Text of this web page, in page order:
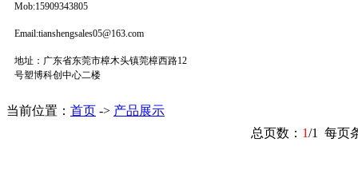
Mob:15909343805
Email:tianshengsales05@163.com
地址：广东省东莞市樟木头镇莞樟西路12
号塑博科创中心二楼
当前位置： 首页 -> 产品展示
总页数： 1/1 每页